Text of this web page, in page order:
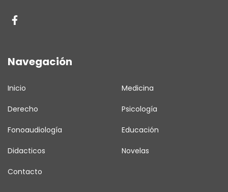
Navegación
Inicio Medicina
Derecho Psicología
Fonoaudiología Educación
Didacticos Novelas
Contacto